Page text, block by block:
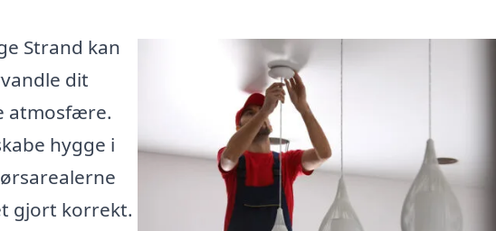
Strand kan
dit
atmosfære.
hygge i
gjort korrekt.